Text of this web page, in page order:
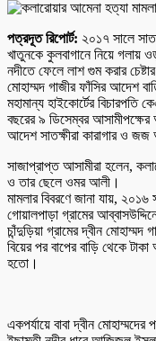
পত্রদূত রিপোর্ট: ২০১৭ সালে
খাতুনকে কুলবাগানে নিয়ে গলায়
নদীতে ফেলে লাশ গুম করার
মোহাম্মদ গাজীর ফাঁসির আদেশ
মহামান্য হাইকোর্টের বিচারপতি
বছরের ৯ ডিসেম্বর
আদেশ সাতক্ষীরা কারাগার ও জজ
সাজাপ্রাপ্ত আসামীরা হলেন,
ও তার ছেলে ওমর আলী।
মামলার বিবরণে জানা যায়,
গোয়ালপাড়া গ্রামের
চাঁন্দুড়িয়া গ্রামের দ্বীন
বিয়ের পর বাপের বাড়ি থেকে
হতো।
একপর্যায়ে বাবা দ্বীন